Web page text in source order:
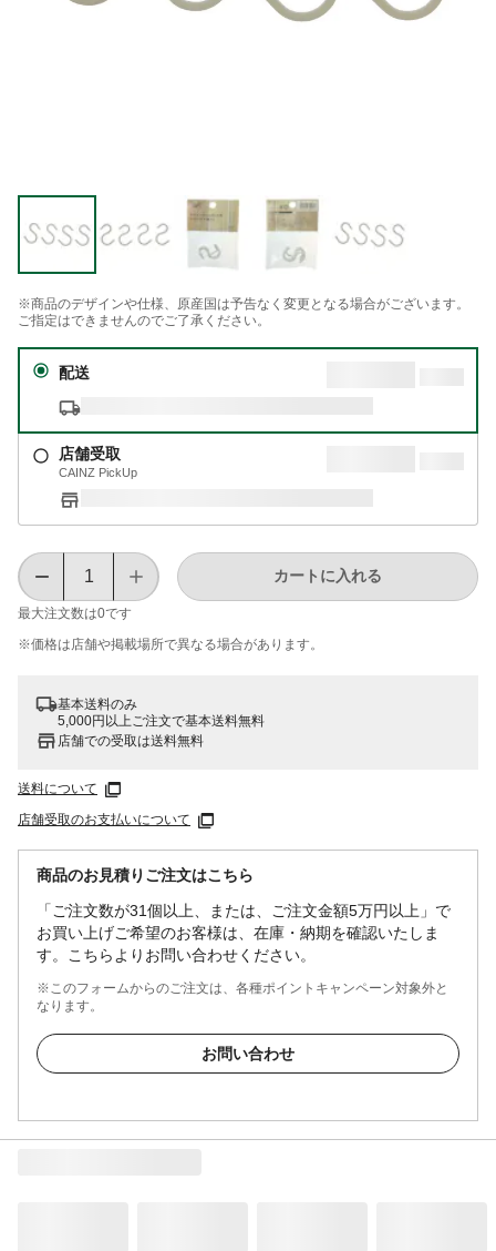
※商品のデザインや仕様、原産国は予告なく変更となる場合がございます。
ご指定はできませんのでご了承ください。
配送
店舗受取
CAINZ PickUp
最大注文数は0です
カートに入れる
※価格は​店舗や​掲載場所で​異なる​場合が​あります。
基本送料のみ
5,000円以上ご注文で基本送料無料
店舗での受取は送料無料
送料について
店舗受取のお支払いについて
商品のお見積りご注文はこちら
「ご注文数が31個以上、または、ご注文金額5万円以上」で
お買い上げご希望のお客様は、在庫・納期を確認いたしま
す。こちらよりお問い合わせください。
※このフォームからのご注文は、各種ポイントキャンペーン対象外と
なります。
お問い合わせ